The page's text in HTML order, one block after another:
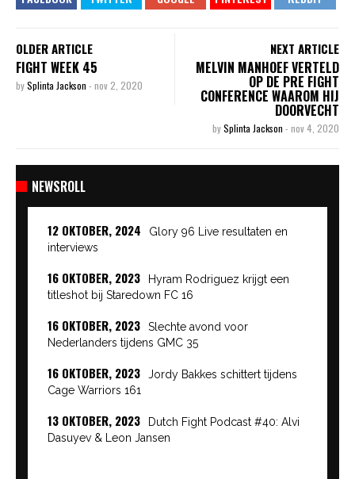
OLDER ARTICLE
FIGHT WEEK 45
bySplinta Jackson - nov 2, 2020
NEXT ARTICLE
MELVIN MANHOEF VERTELD
OP DE PRE FIGHT
CONFERENCE WAAROM HIJ
DOORVECHT
bySplinta Jackson - nov 4, 2020
NEWSROLL
12 OKTOBER, 2024
Glory 96 Live resultaten en
interviews
16 OKTOBER, 2023
Hyram Rodriguez krijgt een
titleshot bij Staredown FC 16
16 OKTOBER, 2023
Slechte avond voor
Nederlanders tijdens GMC 35
16 OKTOBER, 2023
Jordy Bakkes schittert tijdens
Cage Warriors 161
13 OKTOBER, 2023
Dutch Fight Podcast #40: Alvi
Dasuyev & Leon Jansen